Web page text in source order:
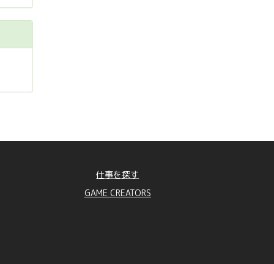
仕事を探す
GAME CREATORS